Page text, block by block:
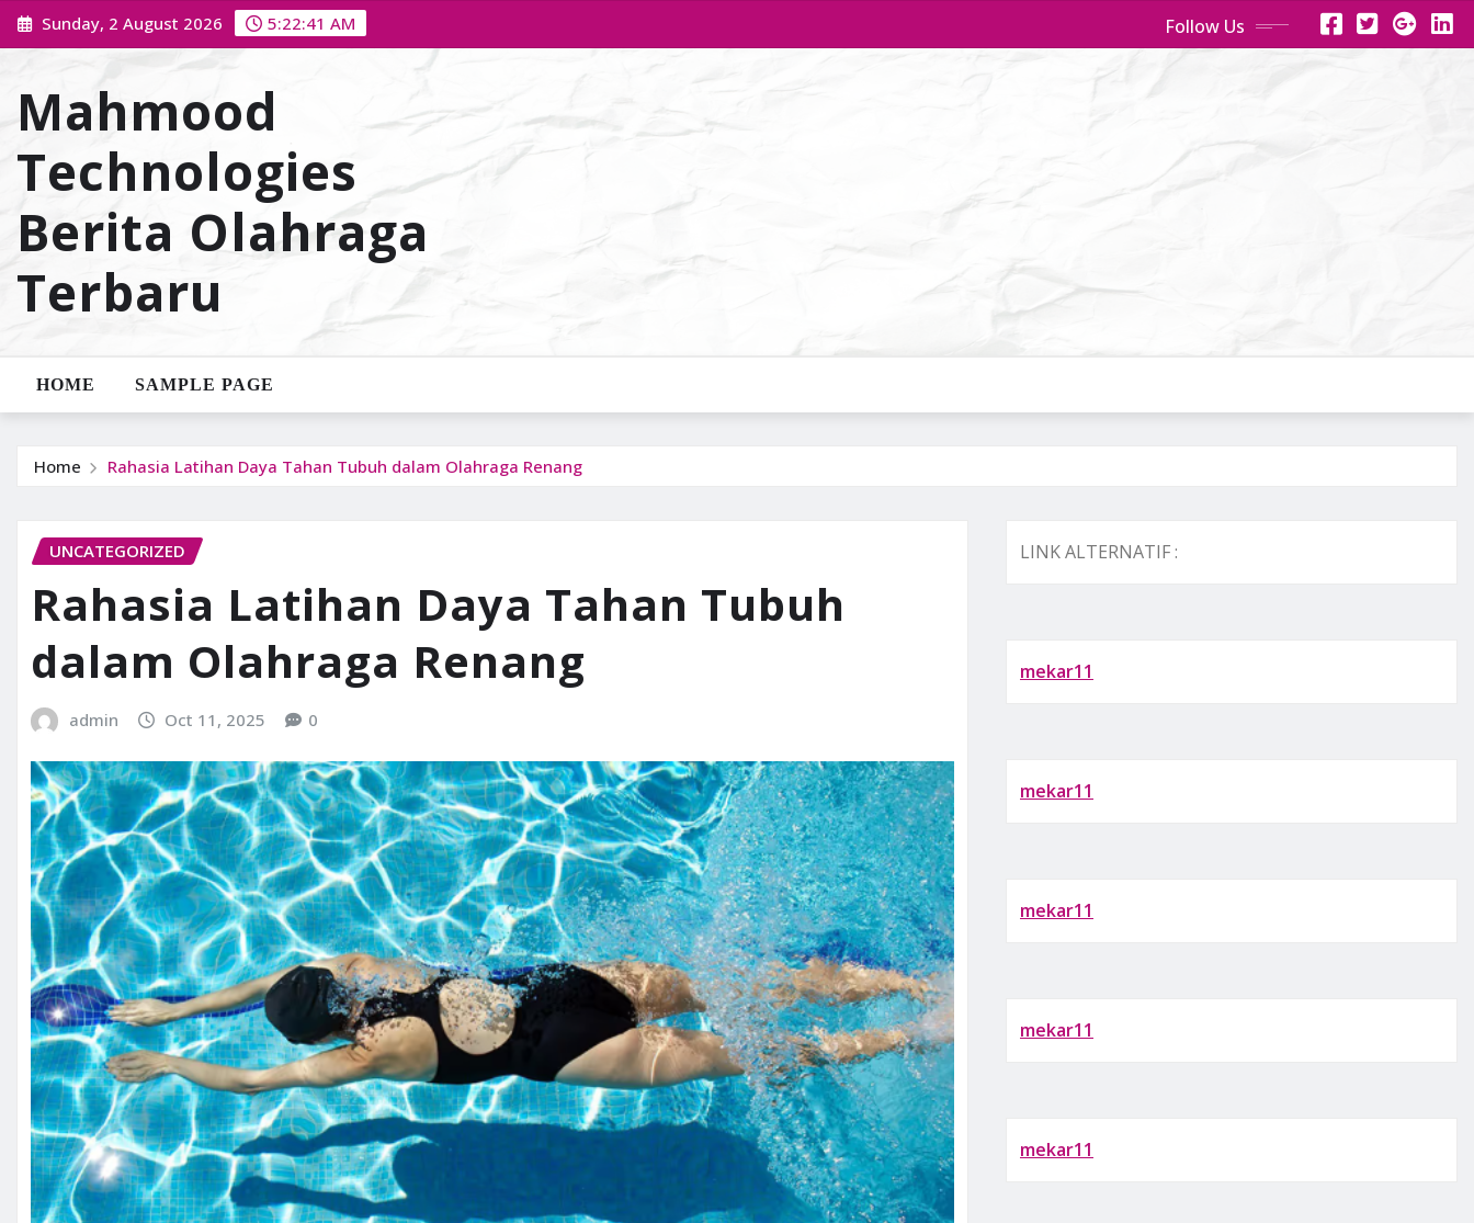
Skip
to
Sunday, 2 August 2026 5:22:42 AM Follow Us
Mahmood
Technologies
Berita Olahraga
Terbaru
HOME SAMPLE PAGE
Home Rahasia Latihan Daya Tahan Tubuh dalam Olahraga Renang
UNCATEGORIZED
Rahasia Latihan Daya Tahan Tubuh
dalam Olahraga Renang
admin Oct 11, 2025 0
LINK ALTERNATIF :
mekar11
mekar11
mekar11
mekar11
mekar11